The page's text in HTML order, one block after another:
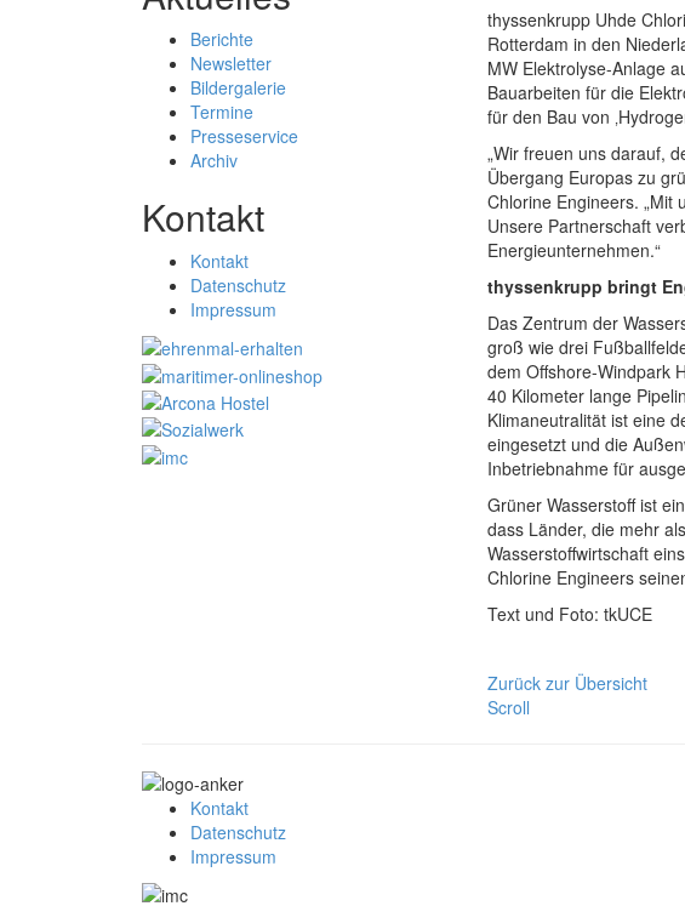
Berichte
Newsletter
Bildergalerie
Termine
Presseservice
Archiv
Kontakt
Kontakt
Datenschutz
Impressum
thyssenkrupp Uhde
Rotterdam in den
MW Elektrolyse-Anlage
Bauarbeiten für die
für den Bau von
„Wir freuen uns darauf,
Übergang Europas zu
Chlorine Engineers. „Mit
Unsere Partnerschaft
Energieunternehmen.“
thyssenkrupp bringt
Das Zentrum der
groß wie drei
dem Offshore-Windpark
40 Kilometer lange
Klimaneutralität ist eine
eingesetzt und die
Inbetriebnahme für
Grüner Wasserstoff ist
dass Länder, die mehr
Wasserstoffwirtschaft
Chlorine Engineers
Text und Foto: tkUCE
Zurück zur Übersicht
Scroll
Kontakt
Datenschutz
Impressum